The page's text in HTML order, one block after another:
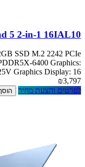
5 2-in-1 16IAL10
SSD M.2 2242 PCIe
6400 Graphics:
Graphics Display: 16
₪3,797
לפרטים והצעת מחיר